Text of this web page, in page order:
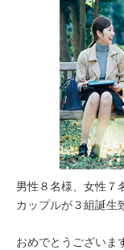
男性８名様、女性７
カップルが３組誕生
おめでとうござい